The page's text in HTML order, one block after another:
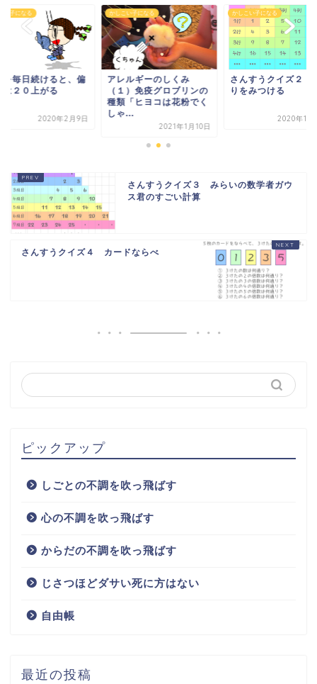
い子になる
を毎日続けると、偏
は２０上がる
2020年2月9日
かしこい子になる
アレルギーのしくみ
（１）免疫グロブリンの
種類「ヒヨコは花粉でく
しゃ...
2021年1月10日
かしこい子になる
さんすうクイズ２
りをみつける
2020年10
さんすうクイズ３ みらいの数学者ガウ
ス君のすごい計算
さんすうクイズ４ カードならべ
ピックアップ
しごとの不調を吹っ飛ばす
心の不調を吹っ飛ばす
からだの不調を吹っ飛ばす
じさつほどダサい死に方はない
自由帳
最近の投稿